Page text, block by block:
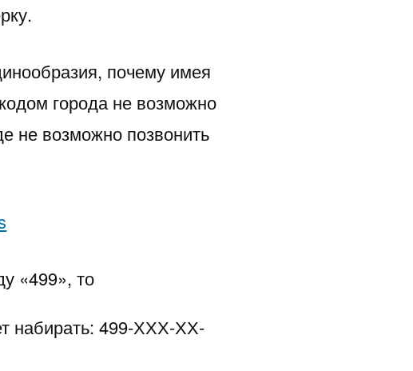
почему имея
города не возможно
не возможно позвонить
«499», то
набирать: 499-ХХХ-ХХ-